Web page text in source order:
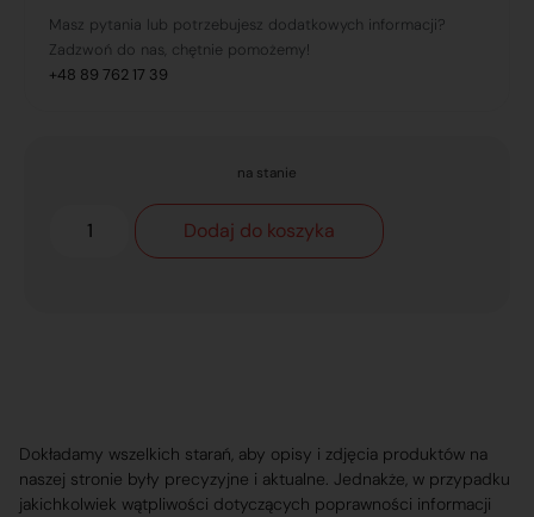
Masz pytania lub potrzebujesz dodatkowych informacji?
Zadzwoń do nas, chętnie pomożemy!
+48 89 762 17 39
na stanie
Dodaj do koszyka
Dokładamy wszelkich starań, aby opisy i zdjęcia produktów na
naszej stronie były precyzyjne i aktualne. Jednakże, w przypadku
jakichkolwiek wątpliwości dotyczących poprawności informacji